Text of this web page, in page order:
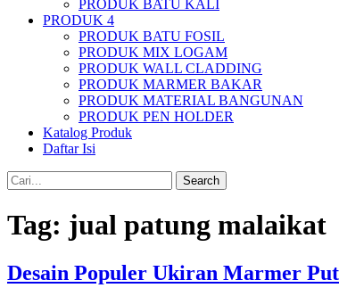
PRODUK BATU KALI
PRODUK 4
PRODUK BATU FOSIL
PRODUK MIX LOGAM
PRODUK WALL CLADDING
PRODUK MARMER BAKAR
PRODUK MATERIAL BANGUNAN
PRODUK PEN HOLDER
Katalog Produk
Daftar Isi
Search
Tag: jual patung malaikat
Desain Populer Ukiran Marmer